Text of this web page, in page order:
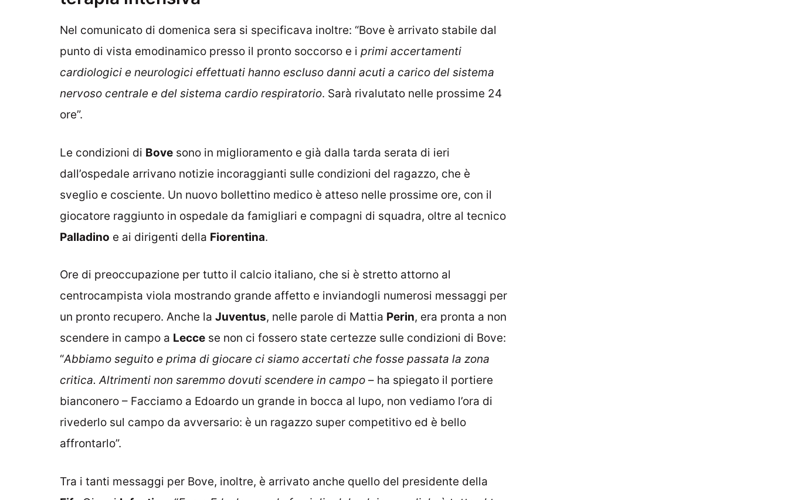
Nel comunicato di domenica sera si specificava inoltre: “Bove è arrivato stabile dal
punto di vista emodinamico presso il pronto soccorso e i primi accertamenti
cardiologici e neurologici effettuati hanno escluso danni acuti a carico del sistema
nervoso centrale e del sistema cardio respiratorio. Sarà rivalutato nelle prossime 24
ore”.
Le condizioni di Bove sono in miglioramento e già dalla tarda serata di ieri
dall’ospedale arrivano notizie incoraggianti sulle condizioni del ragazzo, che è
sveglio e cosciente. Un nuovo bollettino medico è atteso nelle prossime ore, con il
giocatore raggiunto in ospedale da famigliari e compagni di squadra, oltre al tecnico
Palladino e ai dirigenti della Fiorentina.
Ore di preoccupazione per tutto il calcio italiano, che si è stretto attorno al
centrocampista viola mostrando grande affetto e inviandogli numerosi messaggi per
un pronto recupero. Anche la Juventus, nelle parole di Mattia Perin, era pronta a non
scendere in campo a Lecce se non ci fossero state certezze sulle condizioni di Bove:
“Abbiamo seguito e prima di giocare ci siamo accertati che fosse passata la zona
critica. Altrimenti non saremmo dovuti scendere in campo – ha spiegato il portiere
bianconero – Facciamo a Edoardo un grande in bocca al lupo, non vediamo l’ora di
rivederlo sul campo da avversario: è un ragazzo super competitivo ed è bello
affrontarlo”.
Tra i tanti messaggi per Bove, inoltre, è arrivato anche quello del presidente della